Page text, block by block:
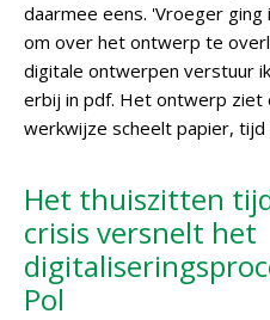
daarmee eens. 'Vroeger ging
om over het ontwerp te
digitale ontwerpen verstuur
erbij in pdf. Het ontwerp ziet
werkwijze scheelt papier, tijd
Het thuiszitten
crisis versnelt het
Pol